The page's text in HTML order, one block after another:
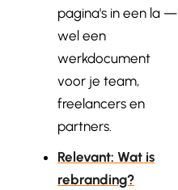
pagina's in een la —
wel een
werkdocument
voor je team,
freelancers en
partners.
Relevant: Wat is
rebranding?